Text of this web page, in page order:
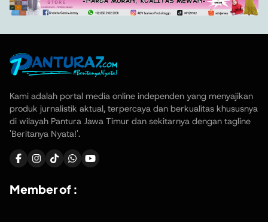
Kami adalah portal media online independen yang menyajikan
produk jurnalistik aktual, terpercaya dan berkualitas khususnya
di wilayah Pantura Jawa Timur dan sekitarnya dengan tagline
'Beritanya Nyata!'.
Member of :